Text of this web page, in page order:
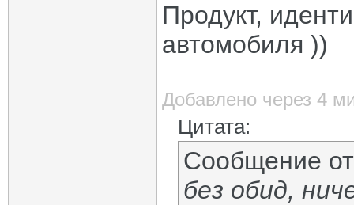
Продукт,
автомобиля ))
Добавлено через 4
Цитата:
Сообщение
без обид,